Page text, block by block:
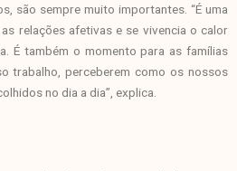
são sempre muito importantes. “É uma
relações afetivas e se vivencia o calor
É também o momento para as famílias
trabalho, perceberem como os nossos
no dia a dia”, explica.